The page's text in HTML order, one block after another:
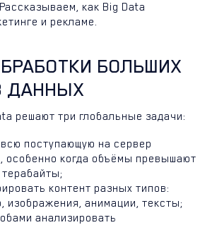
как Big Data
и рекламе.
БОЛЬШИХ
ДАННЫХ
решают три глобальные задачи:
всю поступающую на сервер
особенно когда объёмы превышают
контент разных типов:
изображения, анимации, тексты;
анализировать